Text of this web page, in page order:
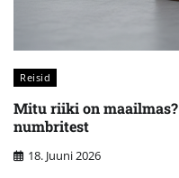
Reisid
Mitu riiki on
numbritest
18. Juuni 2026